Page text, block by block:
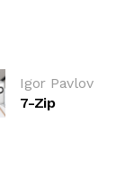
Igor Pavlov
7-Zip